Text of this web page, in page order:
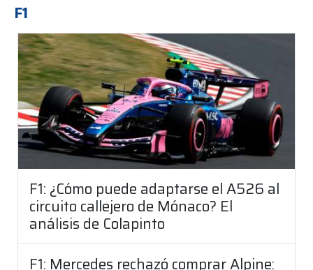
F1
F1: ¿Cómo puede adaptarse el A526 al
circuito callejero de Mónaco? El
análisis de Colapinto
F1: Mercedes rechazó comprar Alpine: